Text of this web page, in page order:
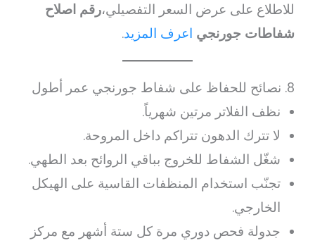
للاطلاع على عرض السعر التفصيلي،رقم اصلاح
شفاطات جورنجي اعرف المزيد.
8. نصائح للحفاظ على شفاط جورنجي عمر أطول
نظف الفلاتر مرتين شهرياً.
لا تترك الدهون تتراكم داخل المروحة.
شغّل الشفاط للخروج بباقي الروائح بعد الطهي.
تجنّب استخدام المنظفات القاسية على الهيكل
الخارجي.
جدولة فحص دوري مرة كل ستة أشهر مع مركز